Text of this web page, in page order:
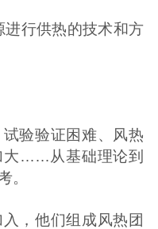
进行供热的技术和方
验验证困难、风热
大……从基础理论到
。
，他们组成风热团